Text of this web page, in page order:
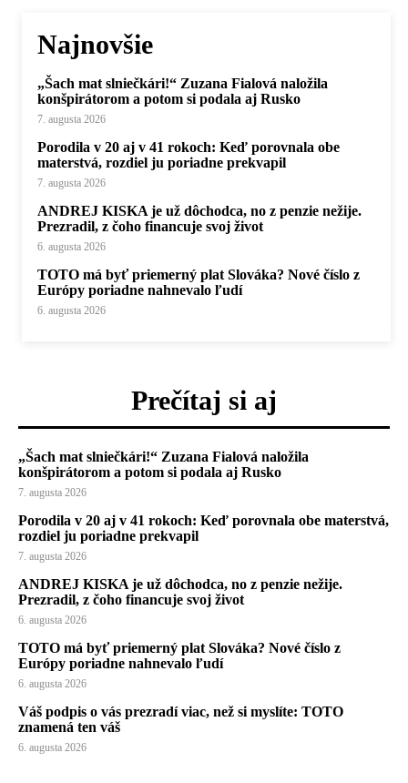
Najnovšie
„Šach mat slniečkári!“ Zuzana Fialová naložila
konšpirátorom a potom si podala aj Rusko
7. augusta 2026
Porodila v 20 aj v 41 rokoch: Keď porovnala obe
materstvá, rozdiel ju poriadne prekvapil
7. augusta 2026
ANDREJ KISKA je už dôchodca, no z penzie nežije.
Prezradil, z čoho financuje svoj život
6. augusta 2026
TOTO má byť priemerný plat Slováka? Nové číslo z
Európy poriadne nahnevalo ľudí
6. augusta 2026
Prečítaj si aj
„Šach mat slniečkári!“ Zuzana Fialová naložila
konšpirátorom a potom si podala aj Rusko
7. augusta 2026
Porodila v 20 aj v 41 rokoch: Keď porovnala obe materstvá,
rozdiel ju poriadne prekvapil
7. augusta 2026
ANDREJ KISKA je už dôchodca, no z penzie nežije.
Prezradil, z čoho financuje svoj život
6. augusta 2026
TOTO má byť priemerný plat Slováka? Nové číslo z
Európy poriadne nahnevalo ľudí
6. augusta 2026
Váš podpis o vás prezradí viac, než si myslíte: TOTO
znamená ten váš
6. augusta 2026